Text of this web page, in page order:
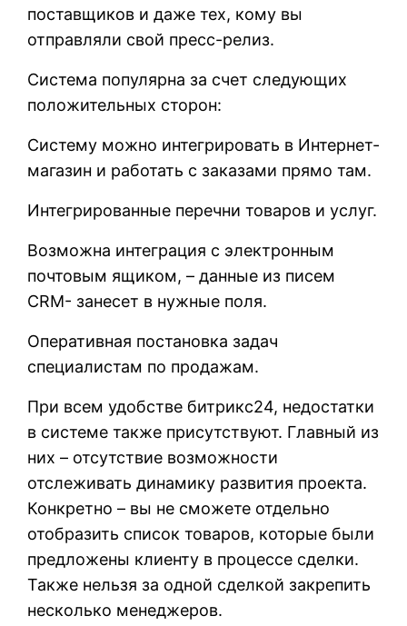
поставщиков и даже тех, кому вы
отправляли свой пресс-релиз.
Система популярна за счет следующих
положительных сторон:
Систему можно интегрировать в Интернет-
магазин и работать с заказами прямо там.
Интегрированные перечни товаров и услуг.
Возможна интеграция с электронным
почтовым ящиком, – данные из писем
CRM- занесет в нужные поля.
Оперативная постановка задач
специалистам по продажам.
При всем удобстве битрикс24, недостатки
в системе также присутствуют. Главный из
них – отсутствие возможности
отслеживать динамику развития проекта.
Конкретно – вы не сможете отдельно
отобразить список товаров, которые были
предложены клиенту в процессе сделки.
Также нельзя за одной сделкой закрепить
несколько менеджеров.